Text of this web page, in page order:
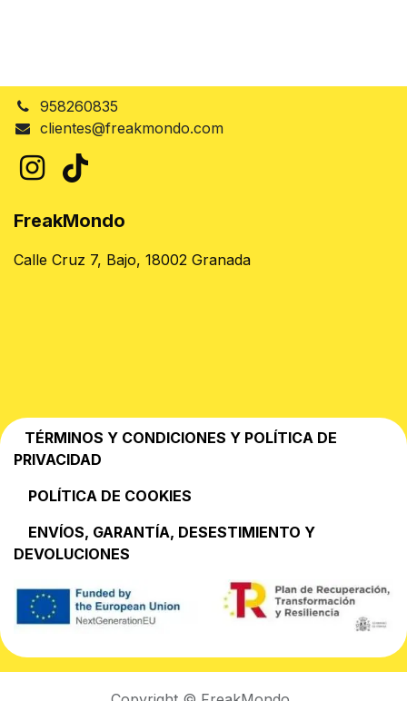
958260835
clientes@freakmondo.com
FreakMondo
Calle Cruz 7, Bajo, 18002 Granada
TÉRMINOS Y CONDICIONES Y POLÍTICA DE
PRIVACIDAD
POLÍTICA DE COOKIES
EN​VÍOS, GARANTÍA, DESESTIMIENTO Y
DEVOLUCIONES